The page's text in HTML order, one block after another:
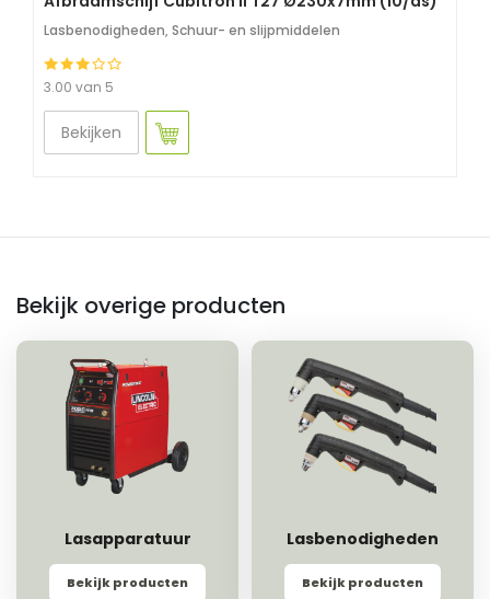
Lasbenodigheden, Schuur- en slijpmiddelen
3.00 van 5
Bekijken
Bekijk overige producten
Lasapparatuur
Bekijk producten
Lasbenodigheden
Bekijk producten